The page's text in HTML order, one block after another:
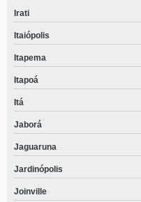
Irati
Itaiópolis
Itapema
Itapoá
Itá
Jaborá
Jaguaruna
Jardinópolis
Joinville